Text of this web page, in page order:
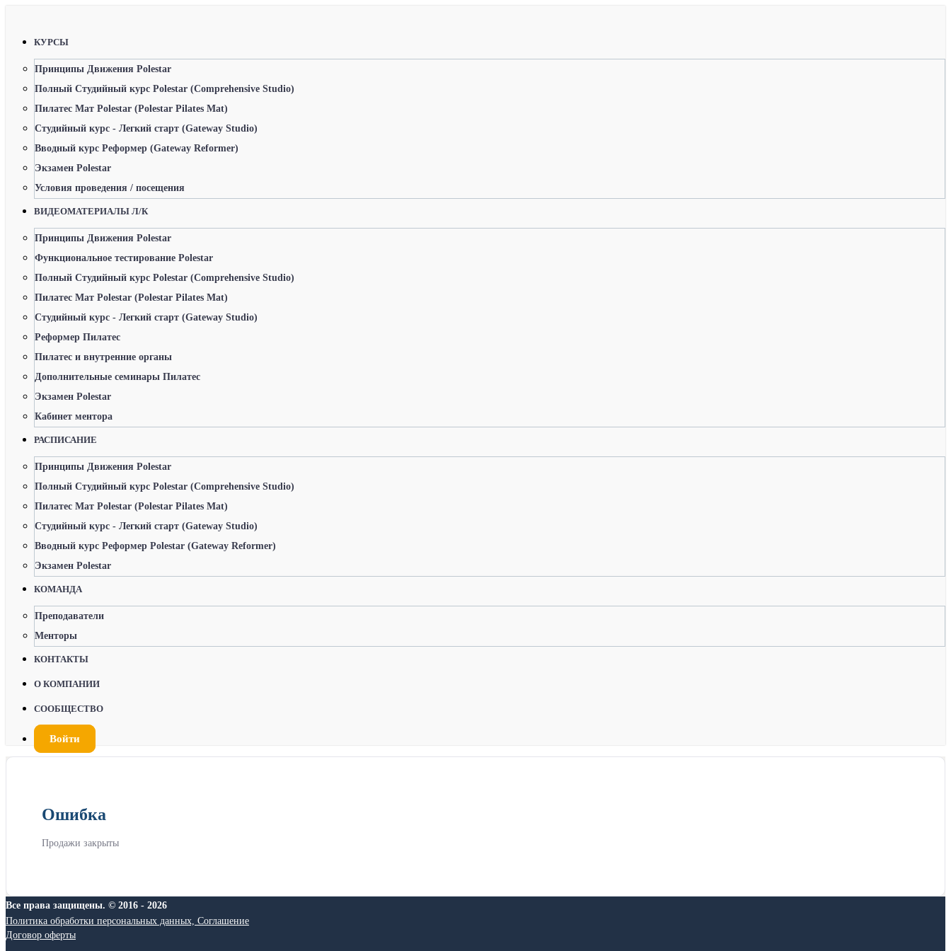
КУРСЫ
Принципы Движения Polestar
Полный Студийный курс Polestar (Comprehensive Studio)
Пилатес Мат Polestar (Polestar Pilates Mat)
Студийный курс - Легкий старт (Gateway Studio)
Вводный курс Реформер (Gateway Reformer)
Экзамен Polestar
Условия проведения / посещения
ВИДЕОМАТЕРИАЛЫ Л/К
Принципы Движения Polestar
Функциональное тестирование Polestar
Полный Студийный курс Polestar (Comprehensive Studio)
Пилатес Мат Polestar (Polestar Pilates Mat)
Студийный курс - Легкий старт (Gateway Studio)
Реформер Пилатес
Пилатес и внутренние органы
Дополнительные семинары Пилатес
Экзамен Polestar
Кабинет ментора
РАСПИСАНИЕ
Принципы Движения Polestar
Полный Студийный курс Polestar (Comprehensive Studio)
Пилатес Мат Polestar (Polestar Pilates Mat)
Студийный курс - Легкий старт (Gateway Studio)
Вводный курс Реформер Polestar (Gateway Reformer)
Экзамен Polestar
КОМАНДА
Преподаватели
Менторы
КОНТАКТЫ
О КОМПАНИИ
СООБЩЕСТВО
Войти
Ошибка
Продажи закрыты
Все права защищены. © 2016 - 2026
Политика обработки персональных данных, Соглашение
Договор оферты